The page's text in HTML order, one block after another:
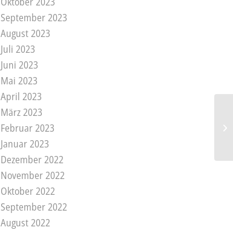
September 2023
August 2023
Juli 2023
Juni 2023
Mai 2023
April 2023
März 2023
Februar 2023
Januar 2023
Dezember 2022
November 2022
Oktober 2022
September 2022
August 2022